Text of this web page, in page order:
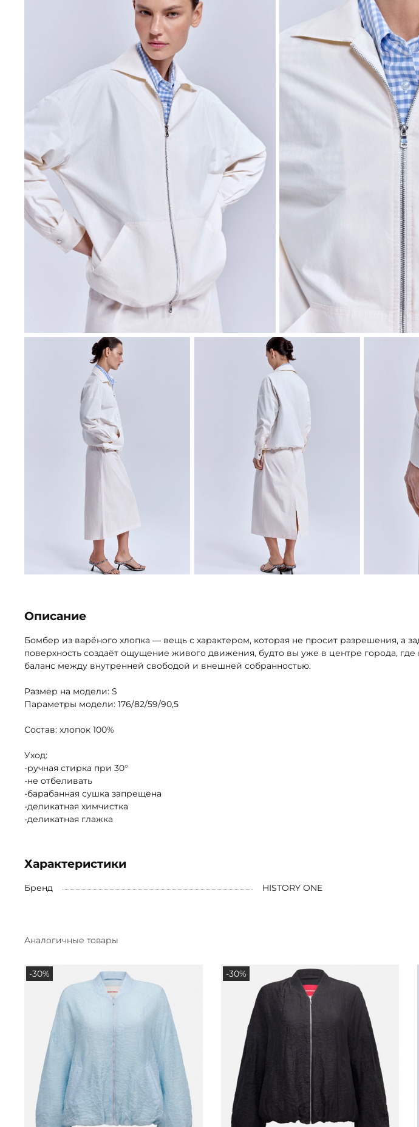
Описание
Бомбер из варёного хлопка — вещь с характером, которая не просит разрешения, а
поверхность создаёт ощущение живого движения, будто вы уже в центре города,
баланс между внутренней свободой и внешней собранностью.
Размер на модели: S
Параметры модели: 176/82/59/90,5
Состав: хлопок 100%
Уход:
-ручная стирка при 30°
-не отбеливать
-барабанная сушка запрещена
-деликатная химчистка
-деликатная глажка
Характеристики
Бренд HISTORY ONE
Аналогичные товары
-30% -30%